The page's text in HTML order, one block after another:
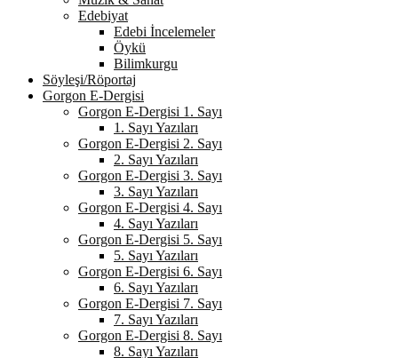
Edebiyat
Edebi İncelemeler
Öykü
Bilimkurgu
Söyleşi/Röportaj
Gorgon E-Dergisi
Gorgon E-Dergisi 1. Sayı
1. Sayı Yazıları
Gorgon E-Dergisi 2. Sayı
2. Sayı Yazıları
Gorgon E-Dergisi 3. Sayı
3. Sayı Yazıları
Gorgon E-Dergisi 4. Sayı
4. Sayı Yazıları
Gorgon E-Dergisi 5. Sayı
5. Sayı Yazıları
Gorgon E-Dergisi 6. Sayı
6. Sayı Yazıları
Gorgon E-Dergisi 7. Sayı
7. Sayı Yazıları
Gorgon E-Dergisi 8. Sayı
8. Sayı Yazıları